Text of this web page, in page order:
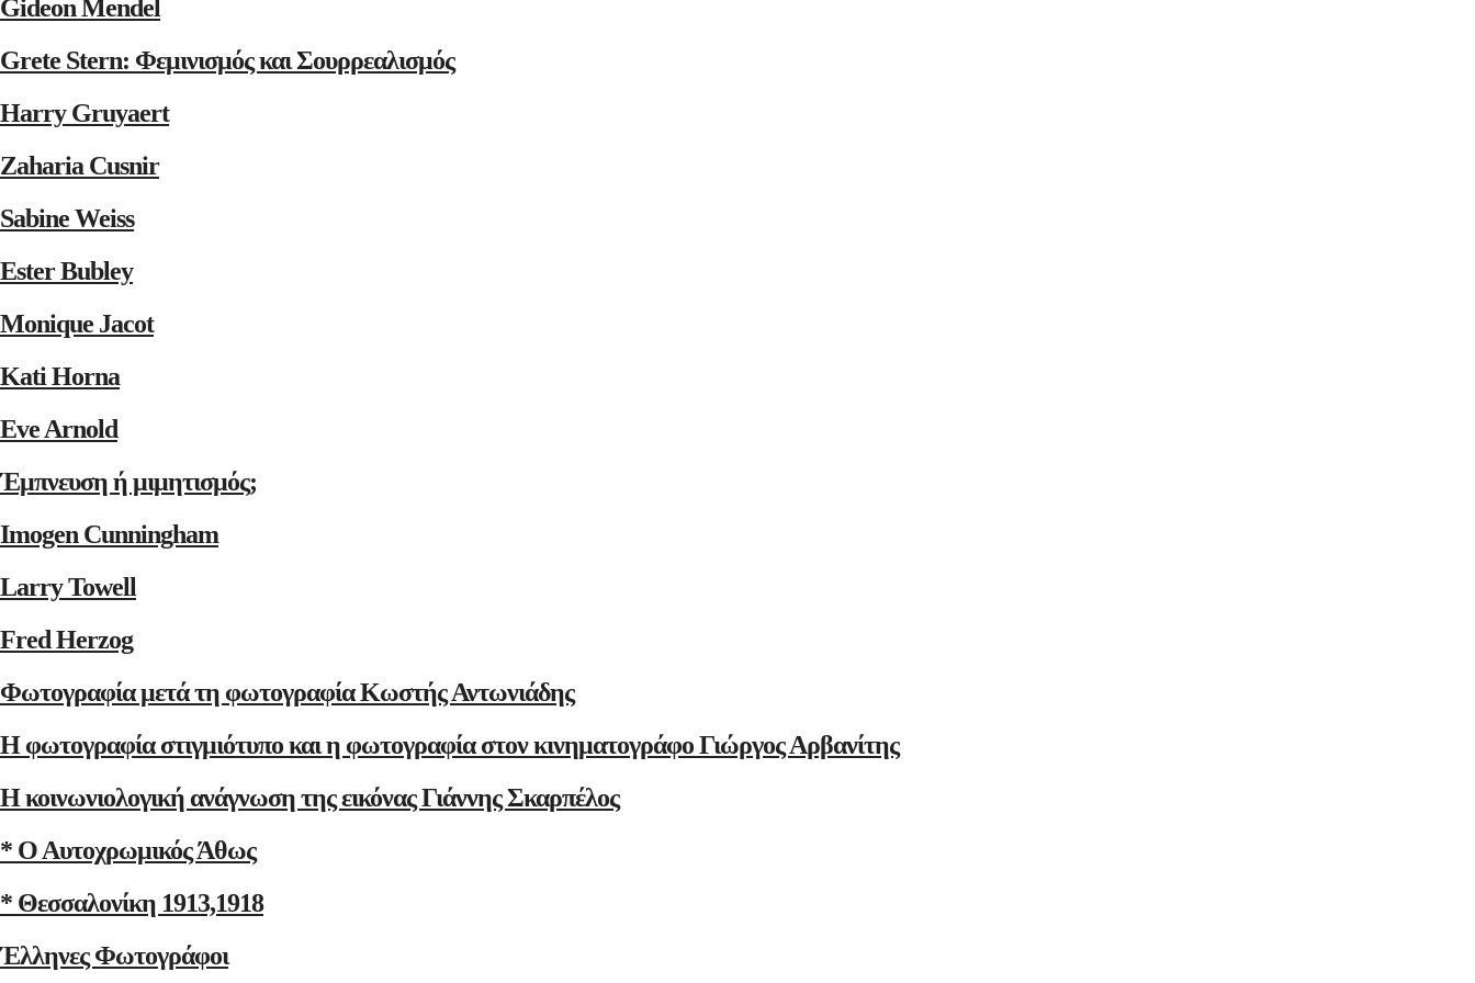
Gideon Mendel
Grete Stern: Φεμινισμός και Σουρρεαλισμός
Harry Gruyaert
Zaharia Cusnir
Sabine Weiss
Ester Bubley
Monique Jacot
Kati Horna
Eve Arnold
Έμπνευση ή μιμητισμός;
Imogen Cunningham
Larry Towell
Fred Herzog
Φωτογραφία μετά τη φωτογραφία Κωστής Αντωνιάδης
Η φωτογραφία στιγμιότυπο και η φωτογραφία στον κινηματογράφο Γιώργος Αρβανίτης
Η κοινωνιολογική ανάγνωση της εικόνας Γιάννης Σκαρπέλος
* Ο Αυτοχρωμικός Άθως
* Θεσσαλονίκη 1913,1918
Έλληνες Φωτογράφοι